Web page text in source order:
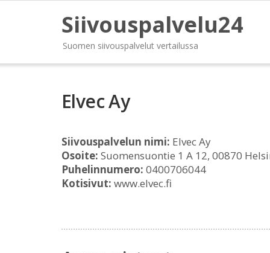
Siivouspalvelu24
Suomen siivouspalvelut vertailussa
Elvec Ay
Siivouspalvelun nimi: Elvec Ay
Osoite: Suomensuontie 1 A 12, 00870
Puhelinnumero: 0400706044
Kotisivut: www.elvec.fi